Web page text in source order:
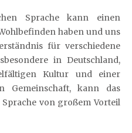
Sprache kann einen
haben und uns
für verschiedene
in Deutschland,
Kultur und einer
Gemeinschaft, kann das
von großem Vorteil